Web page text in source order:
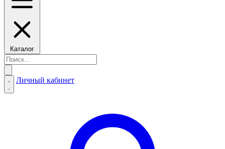
Каталог
Личный кабинет